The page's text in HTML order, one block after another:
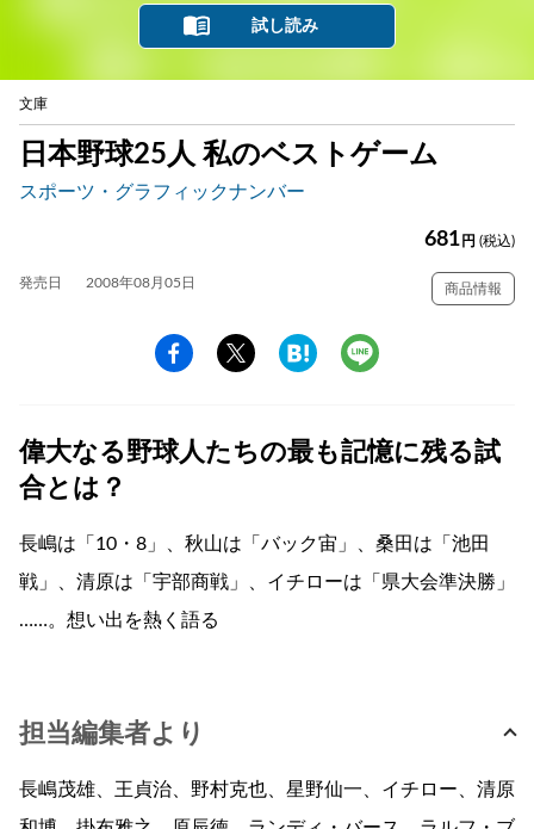
試し読み
文庫
日本野球25人 私のベストゲーム
スポーツ・グラフィックナンバー
681 円 (税込)
発売日 2008年08月05日 商品情報
偉大なる野球人たちの最も記憶に残る試
合とは？
長嶋は「10・8」、秋山は「バック宙」、桑田は「池田
戦」、清原は「宇部商戦」、イチローは「県大会準決勝」
……。想い出を熱く語る
担当編集者より
長嶋茂雄、王貞治、野村克也、星野仙一、イチロー、清原